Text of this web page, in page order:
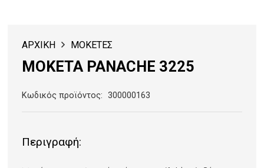
ΑΡΧΙΚΗ ΜΟΚΕΤΕΣ
ΜΟΚΕΤΑ PANACHE 3225
Κωδικός προϊόντος: 300000163
Περιγραφή: